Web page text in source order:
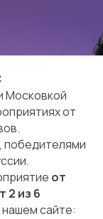
Московкой
от
победителями
от
2 из 6
сайте: